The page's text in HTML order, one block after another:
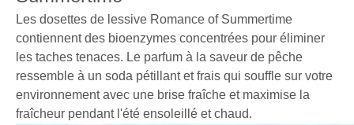
Les dosettes de lessive Romance of Summertime
contiennent des bioenzymes concentrées pour éliminer
les taches tenaces. Le parfum à la saveur de pêche
ressemble à un soda pétillant et frais qui souffle sur votre
environnement avec une brise fraîche et maximise la
fraîcheur pendant l'été ensoleillé et chaud.